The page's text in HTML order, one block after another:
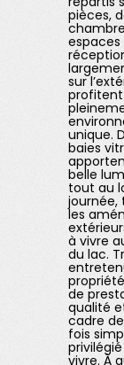
pièces,
espaces
sur
profitent
unique.
baies
belle
tout au
journée,
les
à vivre
du lac.
de
qualité
cadre
fois
vivre. À